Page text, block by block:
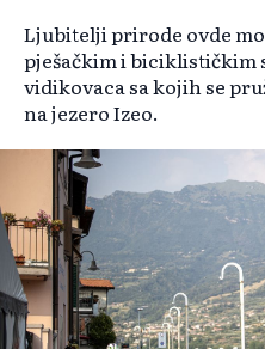
Ljubitelji prirode ovde
pješačkim i biciklističkim
vidikovaca sa kojih se
na jezero Izeo.